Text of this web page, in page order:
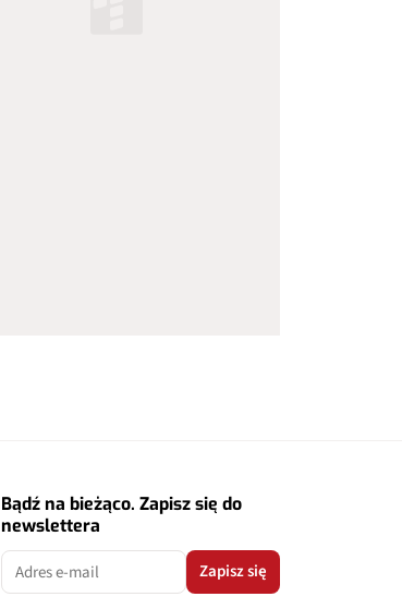
Bądź na bieżąco. Zapisz się do
newslettera
Zapisz się